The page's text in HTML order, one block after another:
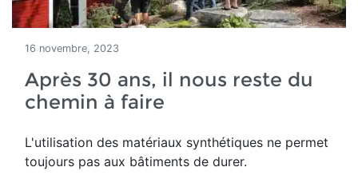
16 novembre, 2023
Après 30 ans, il nous reste du
chemin à faire
L'utilisation des matériaux synthétiques ne permet
toujours pas aux bâtiments de durer.